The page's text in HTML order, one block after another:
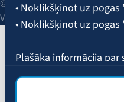
• Noklikšķinot uz
• Noklikšķinot uz
Plašāka informācija
© 2026 AAS BALTA | Skanstes
Vienotais reģ. Nr. 40003049409.